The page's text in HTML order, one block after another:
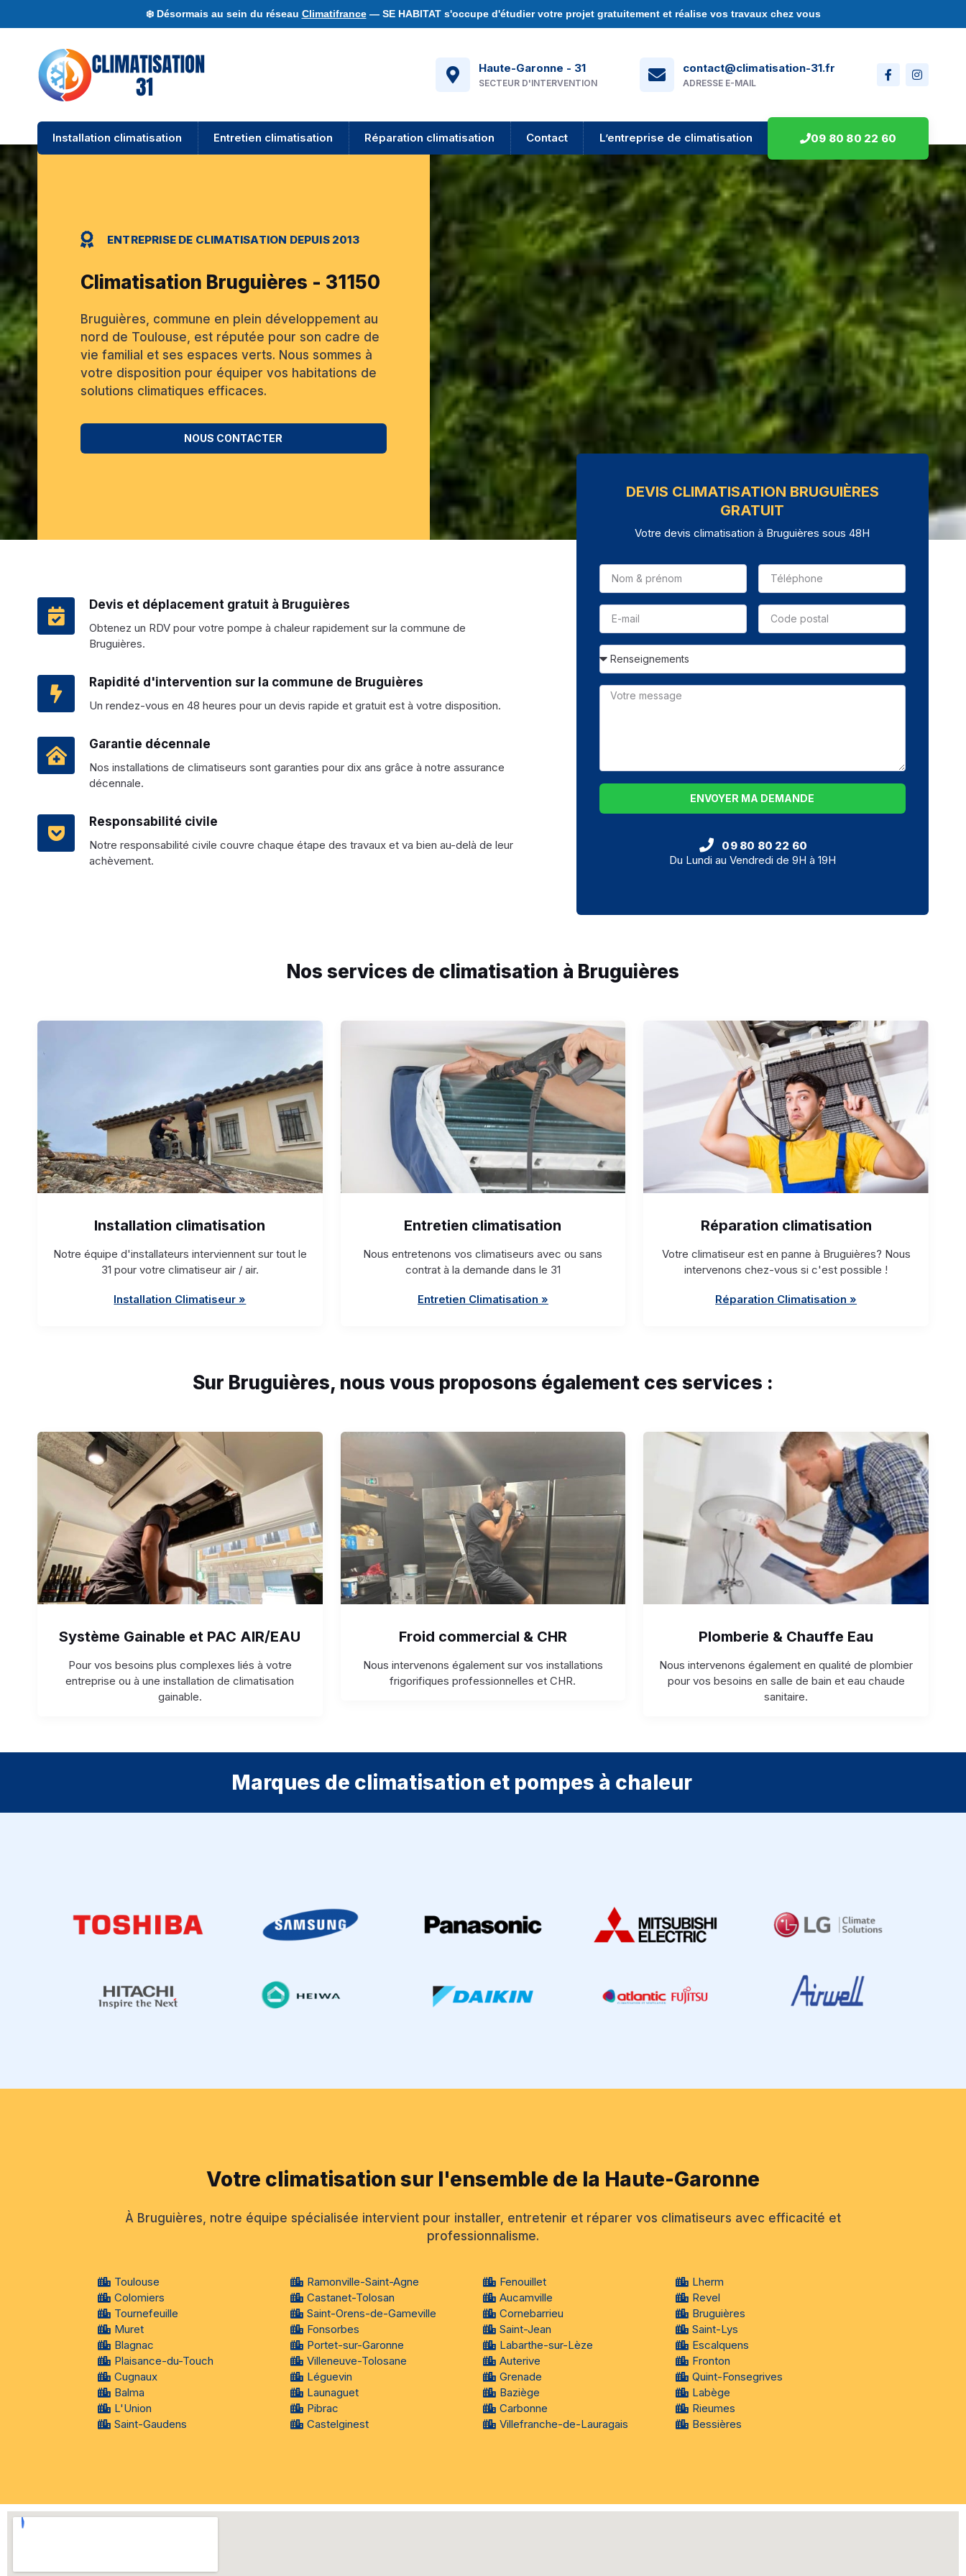
❄️ Désormais au sein du réseau Climatifrance— SE HABITAT s'occupe d'étudier votre projet gratuitement et réalise vos travaux chez vous
Haute-Garonne - 31
SECTEUR D'INTERVENTION
contact@climatisation-31.fr
ADRESSE E-MAIL
Installation climatisation Entretien climatisation Réparation climatisation Contact L’entreprise de climatisation 09 80 80 22 60
ENTREPRISE DE CLIMATISATION DEPUIS 2013
Climatisation Bruguières - 31150
Bruguières, commune en plein développement au
nord de Toulouse, est réputée pour son cadre de
vie familial et ses espaces verts. Nous sommes à
votre disposition pour équiper vos habitations de
solutions climatiques efficaces.
NOUS CONTACTER
Devis et déplacement gratuit à Bruguières
Obtenez un RDV pour votre pompe à chaleur rapidement sur la commune de
Bruguières.
Rapidité d'intervention sur la commune de Bruguières
Un rendez-vous en 48 heures pour un devis rapide et gratuit est à votre disposition.
Garantie décennale
Nos installations de climatiseurs sont garanties pour dix ans grâce à notre assurance
décennale.
Responsabilité civile
Notre responsabilité civile couvre chaque étape des travaux et va bien au-delà de leur
achèvement.
DEVIS CLIMATISATION BRUGUIÈRES
GRATUIT
Votre devis climatisation à Bruguières sous 48H
ENVOYER MA DEMANDE
09 80 80 22 60
Du Lundi au Vendredi de 9H à 19H
Nos services de climatisation à Bruguières
Installation climatisation
Notre équipe d'installateurs interviennent sur tout le
31 pour votre climatiseur air / air.
Installation Climatiseur »
Entretien climatisation
Nous entretenons vos climatiseurs avec ou sans
contrat à la demande dans le 31
Entretien Climatisation »
Réparation climatisation
Votre climatiseur est en panne à Bruguières? Nous
intervenons chez-vous si c'est possible !
Réparation Climatisation »
Sur Bruguières, nous vous proposons également ces services :
Système Gainable et PAC AIR/EAU
Pour vos besoins plus complexes liés à votre
entreprise ou à une installation de climatisation
gainable.
Froid commercial & CHR
Nous intervenons également sur vos installations
frigorifiques professionnelles et CHR.
Plomberie & Chauffe Eau
Nous intervenons également en qualité de plombier
pour vos besoins en salle de bain et eau chaude
sanitaire.
Marques de climatisation et pompes à chaleur
Votre climatisation sur l'ensemble de la Haute-Garonne
À Bruguières, notre équipe spécialisée intervient pour installer, entretenir et réparer vos climatiseurs avec efficacité et
professionnalisme.
Toulouse
Colomiers
Tournefeuille
Muret
Blagnac
Plaisance-du-Touch
Cugnaux
Balma
L'Union
Saint-Gaudens
Ramonville-Saint-Agne
Castanet-Tolosan
Saint-Orens-de-Gameville
Fonsorbes
Portet-sur-Garonne
Villeneuve-Tolosane
Léguevin
Launaguet
Pibrac
Castelginest
Fenouillet
Aucamville
Cornebarrieu
Saint-Jean
Labarthe-sur-Lèze
Auterive
Grenade
Baziège
Carbonne
Villefranche-de-Lauragais
Lherm
Revel
Bruguières
Saint-Lys
Escalquens
Fronton
Quint-Fonsegrives
Labège
Rieumes
Bessières